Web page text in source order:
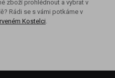
zboží prohlédnout a vybrat v
Rádi se s vámi potkáme v
Kostelci